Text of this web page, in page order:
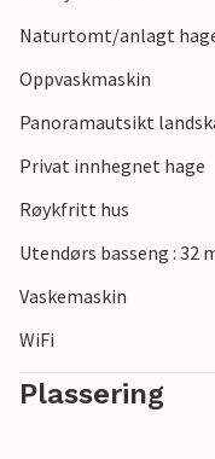
Naturtomt/anlagt
Oppvaskmaskin
Panoramautsikt
Privat innhegnet hage
Røykfritt hus
Utendørs basseng : 32
Vaskemaskin
WiFi
Plassering